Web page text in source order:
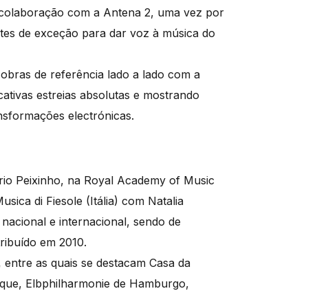
com a Antena 2, uma vez por
de exceção para dar voz à música do
de referência lado a lado com a
estreias absolutas e mostrando
electrónicas.
Peixinho, na Royal Academy of Music
di Fiesole (Itália) com Natalia
e internacional, sendo de
em 2010.
as quais se destacam Casa da
Elbphilharmonie de Hamburgo,